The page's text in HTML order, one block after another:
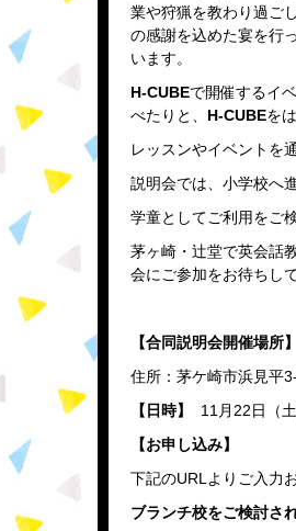
業や狩猟を教わり過ご
の感謝を込めた宴を行
います。
H-CUBEで開催するイ
べたりと、 H-CUBEを
レッスンやイベントを
説明会では、小学校へ
学童としてご利用をご
茅ヶ崎・辻堂で英会話
会にご参加をお待ちし
【合同説明会開催場所】
住所：茅ケ崎市浜見
【日時】
11月22日（
【お申し込み】
下記のURLよりご入力
ブランチ校をご検討さ